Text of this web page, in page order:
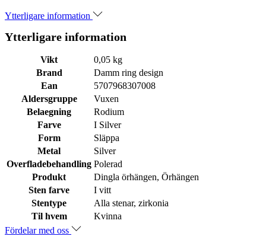
Ytterligare information
Ytterligare information
Vikt
0,05 kg
Brand
Damm ring design
Ean
5707968307008
Aldersgruppe
Vuxen
Belaegning
Rodium
Farve
I Silver
Form
Släppa
Metal
Silver
Overfladebehandling Polerad
Produkt
Dingla örhängen, Örhängen
Sten farve
I vitt
Stentype
Alla stenar, zirkonia
Til hvem
Kvinna
Fördelar med oss